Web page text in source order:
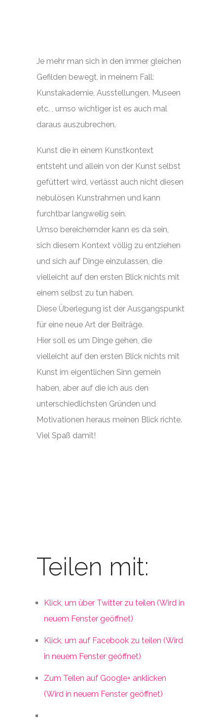
Je mehr man sich in den immer gleichen
Gefilden bewegt, in meinem Fall:
Kunstakademie, Ausstellungen, Museen
etc. , umso wichtiger ist es auch mal
daraus auszubrechen.
Kunst die in einem Kunstkontext
entsteht und allein von der Kunst selbst
gefüttert wird, verlässt auch nicht diesen
nebulösen Kunstrahmen und kann
furchtbar langweilig sein.
Umso bereichernder kann es da sein,
sich diesem Kontext völlig zu entziehen
und sich auf Dinge einzulassen, die
vielleicht auf den ersten Blick nichts mit
einem selbst zu tun haben.
Diese Überlegung ist der Ausgangspunkt
für eine neue Art der Beiträge.
Hier soll es um Dinge gehen, die
vielleicht auf den ersten Blick nichts mit
Kunst im eigentlichen Sinn gemein
haben, aber auf die ich aus den
unterschiedlichsten Gründen und
Motivationen heraus meinen Blick richte.
Viel Spaß damit!
Teilen mit:
Klick, um über Twitter zu teilen (Wird in
neuem Fenster geöffnet)
Klick, um auf Facebook zu teilen (Wird
in neuem Fenster geöffnet)
Zum Teilen auf Google+ anklicken
(Wird in neuem Fenster geöffnet)